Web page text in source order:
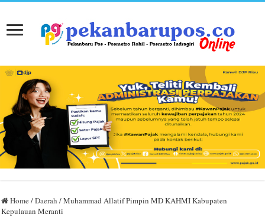
Home /Daerah /Muhammad Allatif Pimpin MD KAHMI Kabupaten
Kepulauan Meranti